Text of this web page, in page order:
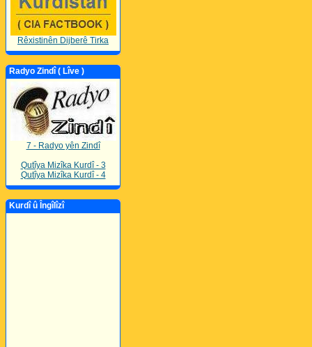
Rêxistinên Dijberê Tirka
Radyo Zindî ( Lîve )
7 - Radyo yên Zindî
Qutîya Mizîka Kurdî - 3
Qutîya Mizîka Kurdî - 4
Kurdî û Îngîlîzî